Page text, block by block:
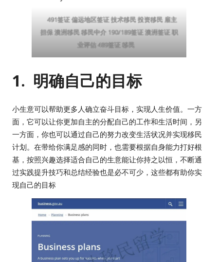
491签证 偏远地区签证 技术移民 投资移民 雇主
担保 澳洲移民 移民中介 190/189签证 澳洲签证 职
业评估 489签证 移民
1. 明确自己的目标
小生意可以帮助更多人确立奋斗目标，实现人生价值。一方
面，它可以让你更加自主的分配自己的工作和生活时间，另
一方面，你也可以通过自己的努力改变生活状况并实现移民
计划。在带给你满足感的同时，也需要根据自身能力打好根
基，按照兴趣选择适合自己的生意能让你持之以恒，不断通
过实践提升技巧和总结经验也是必不可少，这些都有助你实
现自己的目标